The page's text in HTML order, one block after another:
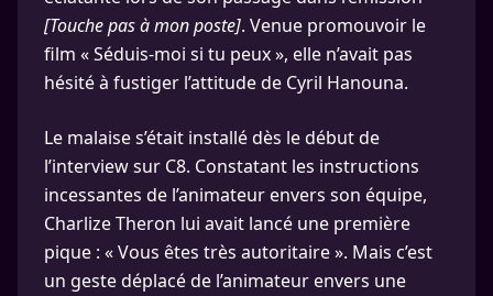
[Touche pas à mon poste]. Venue promouvoir le
film « Séduis-moi si tu peux », elle n’avait pas
hésité à fustiger l’attitude de Cyril Hanouna.
Le malaise s’était installé dès le début de
l’interview sur C8. Constatant les instructions
incessantes de l’animateur envers son équipe,
Charlize Theron lui avait lancé une première
pique : « Vous êtes très autoritaire ». Mais c’est
un geste déplacé de l’animateur envers une